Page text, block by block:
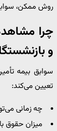
روش ممکن،
چرا
و
سوابق بیمه
تعیین می‌کند:
چه زمانی
میزان حقوق